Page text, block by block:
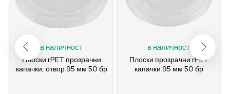
в наличност
Плоски rPET прозрачни
капачки, отвор 95 мм 50 бр
в наличност
Плоски прозрачни rPET
капачки 95 мм 50 бр